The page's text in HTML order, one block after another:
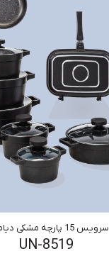
سرویس 15 پارچه مشکی دیاموند
UN-8519